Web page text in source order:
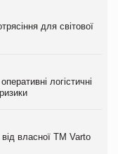
для світової
логістичні
власної ТМ Varto
власної ТМ Varto
про асортимент,
паучі
для світової